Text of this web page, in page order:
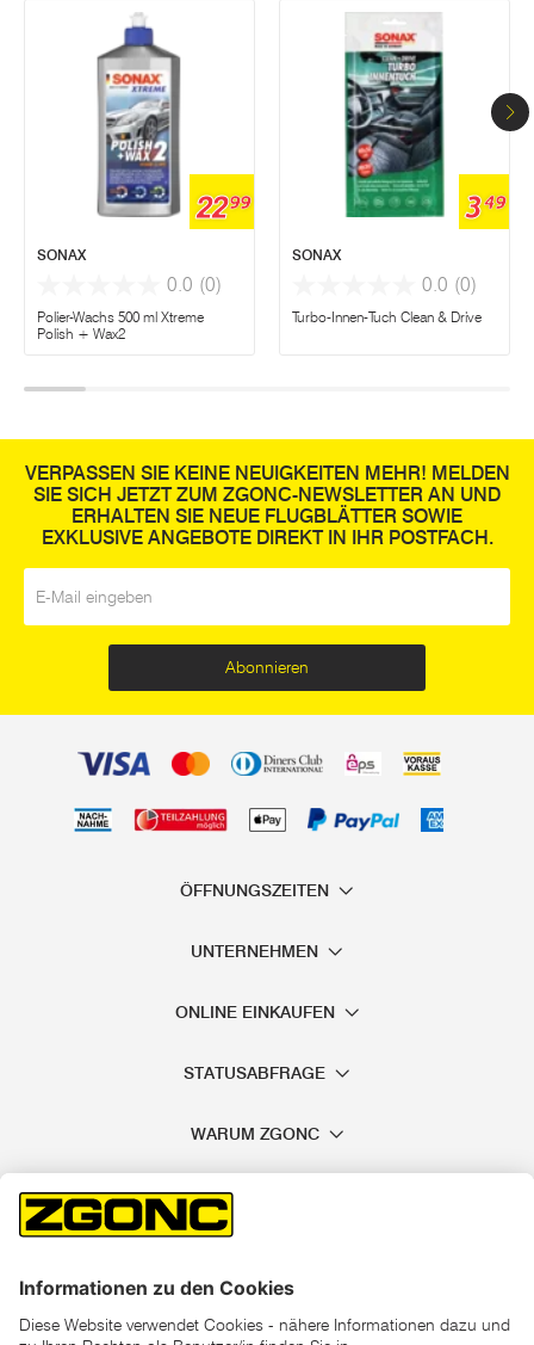
2299
SONAX
0.0 (0)
Polier-Wachs 500 ml Xtreme
Polish + Wax2
349
SONAX
0.0 (0)
Turbo-Innen-Tuch Clean & Drive
VERPASSEN SIE KEINE NEUIGKEITEN MEHR! MELDEN
SIE SICH JETZT ZUM ZGONC-NEWSLETTER AN UND
ERHALTEN SIE NEUE FLUGBLÄTTER SOWIE
EXKLUSIVE ANGEBOTE DIREKT IN IHR POSTFACH.
Abonnieren
ÖFFNUNGSZEITEN
UNTERNEHMEN
ONLINE EINKAUFEN
STATUSABFRAGE
WARUM ZGONC